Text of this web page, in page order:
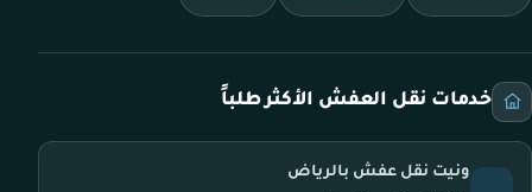
خدمات نقل العفش الأكثر طلباً
ونيت نقل عفش بالرياض